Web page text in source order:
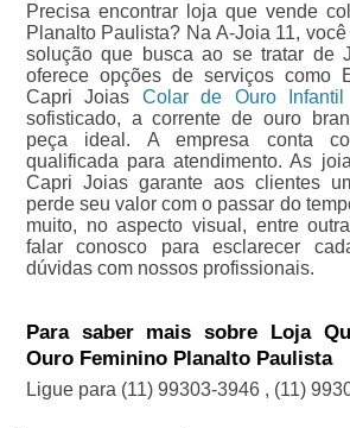
Precisa encontrar loja que vende
Planalto Paulista? Na A-Joia 11,
solução que busca ao se tratar de
oferece opções de serviços como
Capri Joias Colar de Ouro Infantil
sofisticado, a corrente de ouro
peça ideal. A empresa conta
qualificada para atendimento. As
Capri Joias garante aos clientes
perde seu valor com o passar do
muito, no aspecto visual, entre
falar conosco para esclarecer
dúvidas com nossos profissionais.
Para saber mais sobre Loja
Ouro Feminino Planalto Paulista
Ligue para (11) 99303-3946 , (11)